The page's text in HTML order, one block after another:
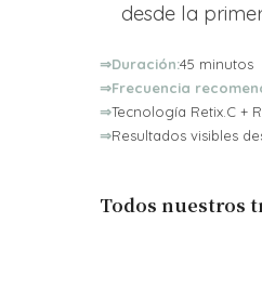
desde la
⇒Duración:45 minutos
⇒Frecuencia
⇒Tecnología Retix.C +
⇒Resultados visibles
Todos nuestros